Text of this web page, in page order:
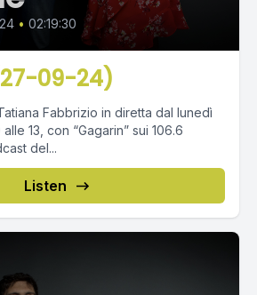
• 02:19:30
09-24)
Fabbrizio in diretta dal lunedì
13, con “Gagarin” sui 106.6
del...
Listen